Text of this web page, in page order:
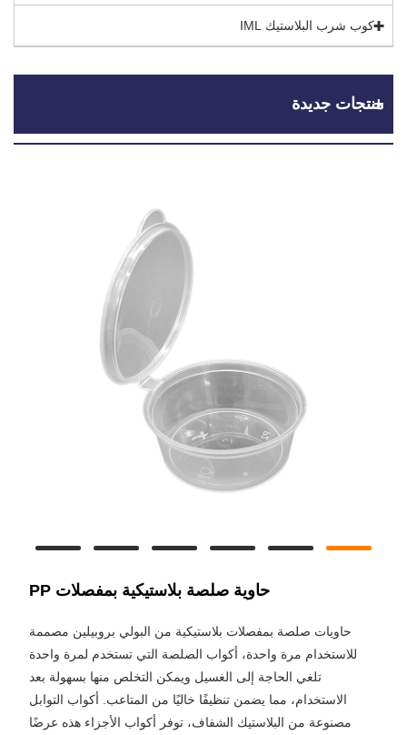
كوب شرب البلاستيك IML
منتجات جديدة
حاوية صلصة بلاستيكية بمفصلات PP
حاويات صلصة بمفصلات بلاستيكية من البولي بروبيلين مصممة
للاستخدام مرة واحدة، أكواب الصلصة التي تستخدم لمرة واحدة
تلغي الحاجة إلى الغسيل ويمكن التخلص منها بسهولة بعد
الاستخدام، مما يضمن تنظيفًا خاليًا من المتاعب. أكواب التوابل
مصنوعة من البلاستيك الشفاف، توفر أكواب الأجزاء هذه عرضًا